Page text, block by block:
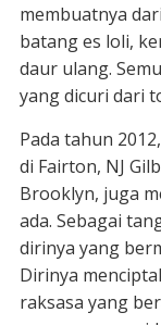
membuatnya
batang es loli,
daur ulang.
yang dicuri dari
Pada tahun
di Fairton, NJ
Brooklyn, juga
ada. Sebagai
dirinya yang
Dirinya
raksasa yang